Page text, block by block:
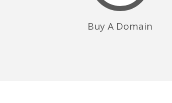
Buy A Domain